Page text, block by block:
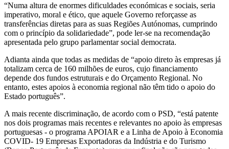
“Numa altura de enormes dificuldades económicas e sociais, seria
imperativo, moral e ético, que aquele Governo reforçasse as
transferências diretas para as suas Regiões Autónomas, cumprindo
com o princípio da solidariedade”, pode ler-se na recomendação
apresentada pelo grupo parlamentar social democrata.
Adianta ainda que todas as medidas de “apoio direto às empresas já
totalizam cerca de 160 milhões de euros, cujo financiamento
depende dos fundos estruturais e do Orçamento Regional. No
entanto, estes apoios à economia regional não têm tido o apoio do
Estado português”.
A mais recente discriminação, de acordo com o PSD, “está patente
nos dois programas mais recentes e relevantes no apoio às empresas
portuguesas - o programa APOIAR e a Linha de Apoio à Economia
COVID- 19 Empresas Exportadoras da Indústria e do Turismo